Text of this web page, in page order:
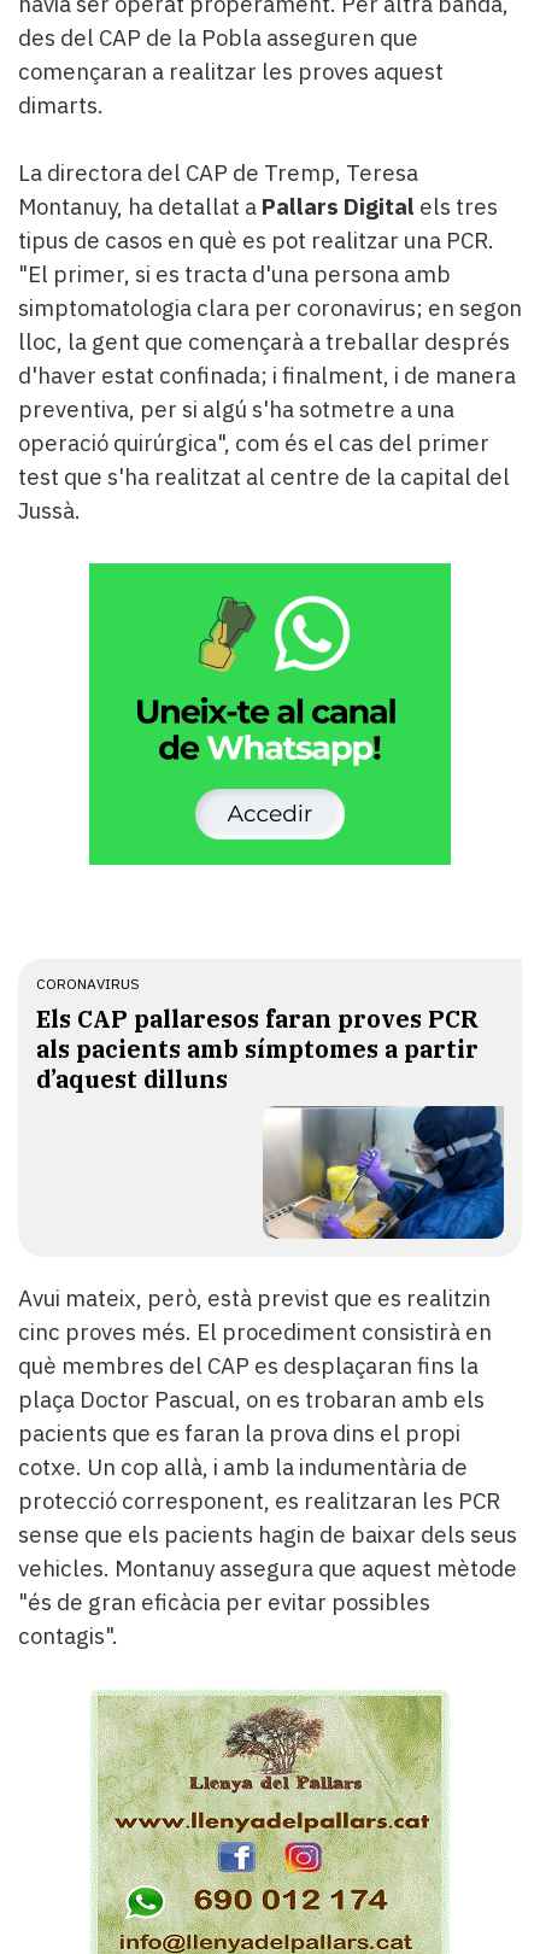
des del CAP de la Pobla asseguren que
començaran a realitzar les proves aquest
dimarts.
La directora del CAP de Tremp, Teresa
Montanuy, ha detallat a Pallars Digital els tres
tipus de casos en què es pot realitzar una PCR.
"El primer, si es tracta d'una persona amb
simptomatologia clara per coronavirus; en segon
lloc, la gent que començarà a treballar després
d'haver estat confinada; i finalment, i de manera
preventiva, per si algú s'ha sotmetre a una
operació quirúrgica", com és el cas del primer
test que s'ha realitzat al centre de la capital del
Jussà.
CORONAVIRUS
​Els CAP pallaresos faran proves PCR
als pacients amb símptomes a partir
d’aquest dilluns
Avui mateix, però, està previst que es realitzin
cinc proves més. El procediment consistirà en
què membres del CAP es desplaçaran fins la
plaça Doctor Pascual, on es trobaran amb els
pacients que es faran la prova dins el propi
cotxe. Un cop allà, i amb la indumentària de
protecció corresponent, es realitzaran les PCR
sense que els pacients hagin de baixar dels seus
vehicles. Montanuy assegura que aquest mètode
"és de gran eficàcia per evitar possibles
contagis".